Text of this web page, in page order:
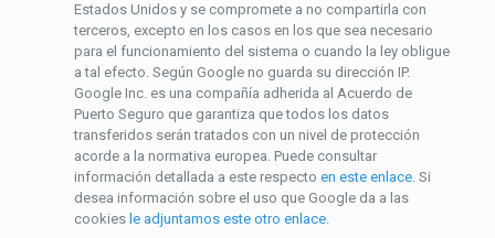
Estados Unidos y se compromete a no compartirla con
terceros, excepto en los casos en los que sea necesario
para el funcionamiento del sistema o cuando la ley obligue
a tal efecto. Según Google no guarda su dirección IP.
Google Inc. es una compañía adherida al Acuerdo de
Puerto Seguro que garantiza que todos los datos
transferidos serán tratados con un nivel de protección
acorde a la normativa europea. Puede consultar
información detallada a este respectoen este enlace. Si
desea información sobre el uso que Google da a las
cookies le adjuntamos este otro enlace.